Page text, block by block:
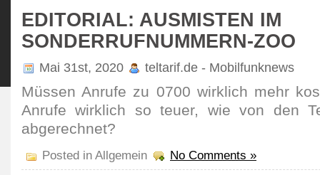
EDITORIAL: AUSMISTEN IM
SONDERRUFNUMMERN-ZOO
Mai 31st, 2020 teltarif.de - Mobilfunknews
Müssen Anrufe zu 0700 wirk­lich mehr
Anrufe wirk­lich so teuer, wie von den
abge­rechnet?
Posted in Allgemein No Comments »